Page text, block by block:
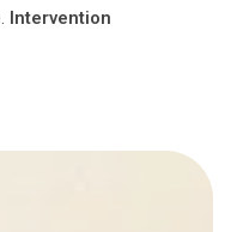
Intervention